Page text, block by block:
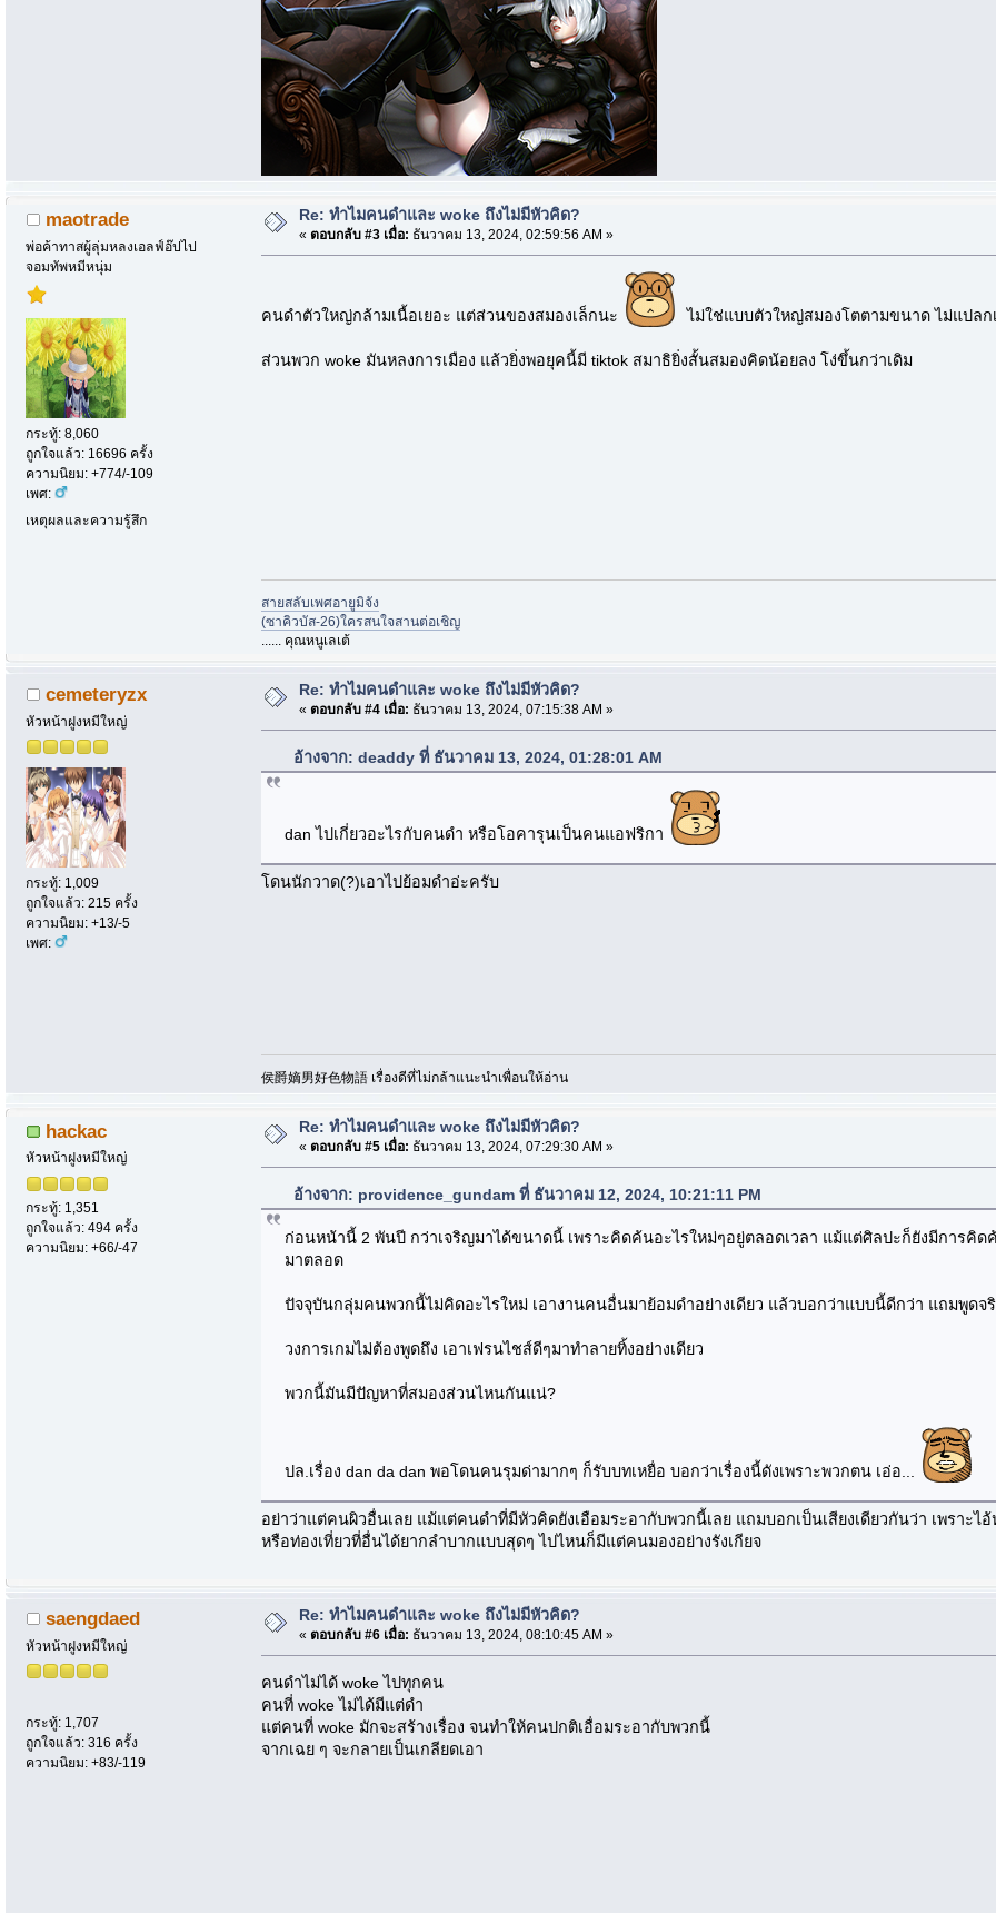
maotrade
พ่อค้าทาสผู้ลุ่มหลงเอลฟ์อ๊ปไป
จอมทัพหมีหนุ่ม
กระทู้: 8,060
ถูกใจแล้ว: 16696 ครั้ง
ความนิยม: +774/-109
เพศ:
เหตุผลและความรู้สึก
Re: ทำไมคนดำและ woke ถึงไม่มีหัวคิด?
« ตอบกลับ #3 เมื่อ: ธันวาคม 13, 2024, 02:59:56 AM »
คนดำตัวใหญ่กล้ามเนื้อเยอะ แต่ส่วนของสมองเล็กนะ ไม่ใช่แบบตัวใหญ่สมองโตตามขนาด ไม่แปลก
ส่วนพวก woke มันหลงการเมือง แล้วยิ่งพอยุคนี้มี tiktok สมาธิยิ่งสั้นสมองคิดน้อยลง โง่ขึ้นกว่าเดิม
สายสลับเพศอายูมิจัง
(ซาคิวบัส-26)ใครสนใจสานต่อเชิญ
...... คุณหนูเลเต้
cemeteryzx
หัวหน้าฝูงหมีใหญ่
กระทู้: 1,009
ถูกใจแล้ว: 215 ครั้ง
ความนิยม: +13/-5
เพศ:
Re: ทำไมคนดำและ woke ถึงไม่มีหัวคิด?
« ตอบกลับ #4 เมื่อ: ธันวาคม 13, 2024, 07:15:38 AM »
อ้างจาก: deaddy ที่ ธันวาคม 13, 2024, 01:28:01 AM
dan ไปเกี่ยวอะไรกับคนดำ หรือโอคารุนเป็นคนแอฟริกา
โดนนักวาด(?)เอาไปย้อมดำอ่ะครับ
侯爵嫡男好色物語 เรื่องดีที่ไม่กล้าแนะนำเพื่อนให้อ่าน
hackac
หัวหน้าฝูงหมีใหญ่
กระทู้: 1,351
ถูกใจแล้ว: 494 ครั้ง
ความนิยม: +66/-47
Re: ทำไมคนดำและ woke ถึงไม่มีหัวคิด?
« ตอบกลับ #5 เมื่อ: ธันวาคม 13, 2024, 07:29:30 AM »
อ้างจาก: providence_gundam ที่ ธันวาคม 12, 2024, 10:21:11 PM
ก่อนหน้านี้ 2 พันปี กว่าเจริญมาได้ขนาดนี้ เพราะคิดค้นอะไรใหม่ๆอยู่ตลอดเวลา แม้แต่ศิลปะก็ยังมีการคิ
มาตลอด
ปัจจุบันกลุ่มคนพวกนี้ไม่คิดอะไรใหม่ เอางานคนอื่นมาย้อมดำอย่างเดียว แล้วบอกว่าแบบนี้ดีกว่า แถมพูดจ
วงการเกมไม่ต้องพูดถึง เอาเฟรนไชส์ดีๆมาทำลายทิ้งอย่างเดียว
พวกนี้มันมีปัญหาที่สมองส่วนไหนกันแน่?
ปล.เรื่อง dan da dan พอโดนคนรุมด่ามากๆ ก็รับบทเหยื่อ บอกว่าเรื่องนี้ดังเพราะพวกตน เอ่อ...
อย่าว่าแต่คนผิวอื่นเลย แม้แต่คนดำที่มีหัวคิดยังเอือมระอากับพวกนี้เลย แถมบอกเป็นเสียงเดียวกันว่า เพราะไ
หรือท่องเที่ยวที่อื่นได้ยากลำบากแบบสุดๆ ไปไหนก็มีแต่คนมองอย่างรังเกียจ
saengdaed
หัวหน้าฝูงหมีใหญ่
กระทู้: 1,707
ถูกใจแล้ว: 316 ครั้ง
ความนิยม: +83/-119
Re: ทำไมคนดำและ woke ถึงไม่มีหัวคิด?
« ตอบกลับ #6 เมื่อ: ธันวาคม 13, 2024, 08:10:45 AM »
คนดำไม่ได้ woke ไปทุกคน
คนที่ woke ไม่ได้มีแต่ดำ
แต่คนที่ woke มักจะสร้างเรื่อง จนทำให้คนปกติเอื่อมระอากับพวกนี้
จากเฉย ๆ จะกลายเป็นเกลียดเอา